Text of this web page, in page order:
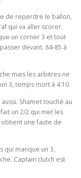
de reperdre le ballon,
qui va aller scorer.
un corner 3 et tout
devant. 84-85 à
mais les arbitres ne
3, temps mort à 4:10.
Shamet touché au
un 2/2 qui met les
obtient une faute de
qui manque un 3,
Captain clutch est